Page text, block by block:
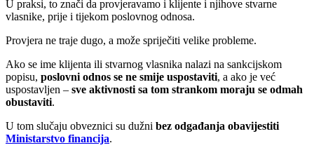
U praksi, to znači da provjeravamo i klijente i njihove stvarne
vlasnike, prije i tijekom poslovnog odnosa.
Provjera ne traje dugo, a može spriječiti velike probleme.
Ako se ime klijenta ili stvarnog vlasnika nalazi na sankcijskom
popisu, poslovni odnos se ne smije uspostaviti, a ako je već
uspostavljen – sve aktivnosti sa tom strankom moraju se odmah
obustaviti.
U tom slučaju obveznici su dužni bez odgađanja obavijestiti
Ministarstvo financija.